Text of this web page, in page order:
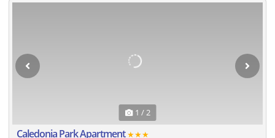
1 / 2
Caledonia Park Apartment★★★